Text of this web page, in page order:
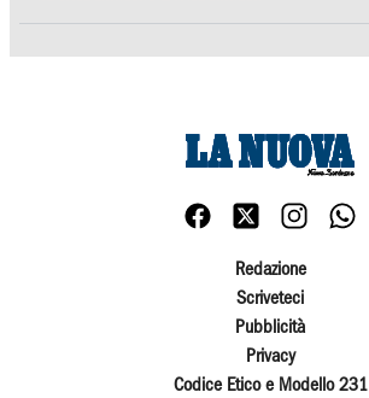
Redazione
Scriveteci
Pubblicità
Privacy
Codice Etico e Modello 231